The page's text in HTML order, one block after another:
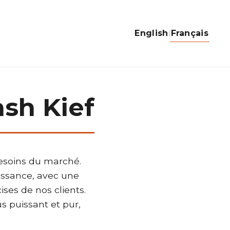
English Français
Kief
du marché.
avec une
de nos clients.
puissant et pur,